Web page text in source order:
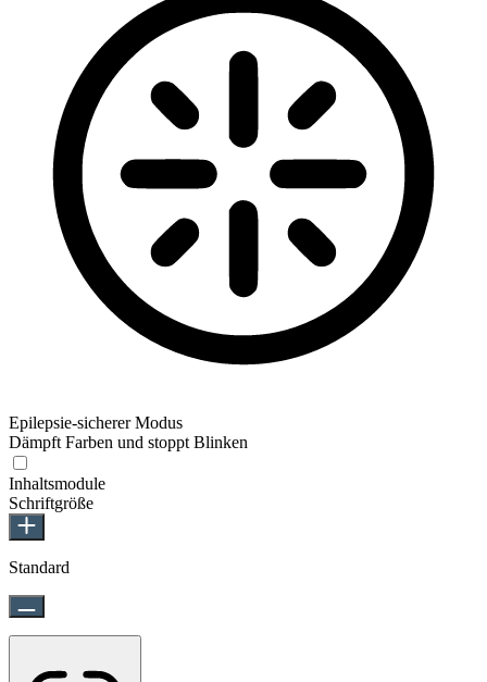
Epilepsie-sicherer Modus
Dämpft Farben und stoppt Blinken
Inhaltsmodule
Schriftgröße
Standard